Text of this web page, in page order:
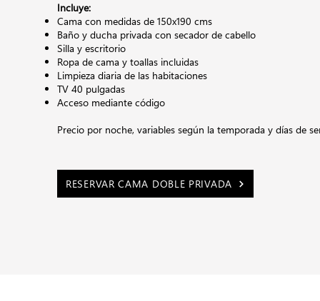
Incluye:
Cama con medidas de 150x190 cms
Baño y ducha privada con secador de cabello
Silla y escritorio
Ropa de cama y toallas incluidas
Limpieza diaria de las habitaciones
TV 40 pulgadas
Acceso mediante código
Precio por noche, variables según la temporada y días de
RESERVAR CAMA DOBLE PRIVADA